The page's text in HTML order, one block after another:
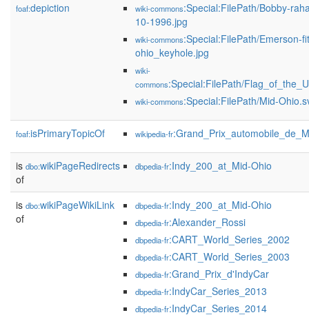
foaf:depiction wiki-commons:Special:FilePath/Bobby-
10-1996.jpg
wiki-commons:Special:FilePath/Emerson-
ohio_keyhole.jpg
wiki-
commons:Special:FilePath/
wiki-commons:Special:FilePath/Mid-
foaf:isPrimaryTopicOf wikipedia-fr
is dbo:wikiPageRedirects
of
dbpedia-fr:Indy_200_at_Mid-Ohio
is dbo:wikiPageWikiLink
of
dbpedia-fr:Indy_200_at_Mid-Ohio
dbpedia-fr:Alexander_Rossi
dbpedia-fr:CART_World_Series_2002
dbpedia-fr:CART_World_Series_2003
dbpedia-fr:Grand_Prix_d'IndyCar
dbpedia-fr:IndyCar_Series_2013
dbpedia-fr:IndyCar_Series_2014